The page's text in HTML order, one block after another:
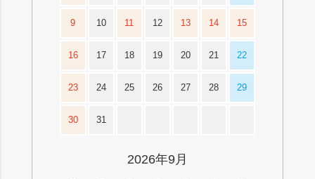
9 10 11 12 13 14 15
16 17 18 19 20 21 22
23 24 25 26 27 28 29
30 31
2026年9月